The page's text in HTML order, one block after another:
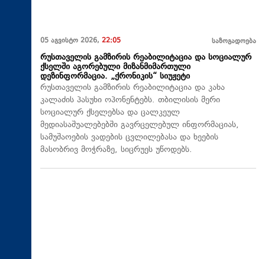
05 აგვისტო 2026, 22:05 საზოგადოება
რუსთაველის გამზირის რეაბილიტაცია და სოციალურ
ქსელში აგორებული მიზანმიმართული
დეზინფორმაცია. „ქრონიკის“ სიუჟეტი
რუსთაველის გამზირის რეაბილიტაცია და კახა
კალაძის პასუხი ოპონენტებს. თბილისის მერი
სოციალურ ქსელებსა და ცალკეულ
მედიასაშუალებებში გავრცელებულ ინფორმაციას,
სამუშაოების ვადების ცვლილებასა და ხეების
მასობრივ მოჭრაზე, სიცრუეს უწოდებს.